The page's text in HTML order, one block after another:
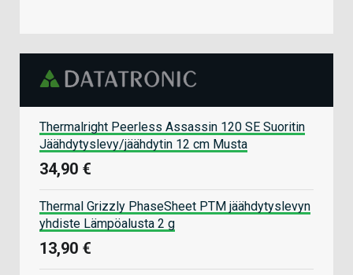
Thermalright Peerless Assassin 120 SE Suoritin
Jäähdytyslevy/jäähdytin 12 cm Musta
34,90 €
Thermal Grizzly PhaseSheet PTM jäähdytyslevyn
yhdiste Lämpöalusta 2 g
13,90 €